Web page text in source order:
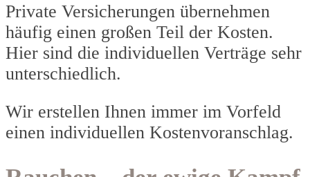
Private Versicherungen übernehmen
häufig einen großen Teil der Kosten.
Hier sind die individuellen Verträge sehr
unterschiedlich.
Wir erstellen Ihnen immer im Vorfeld
einen individuellen Kostenvoranschlag.